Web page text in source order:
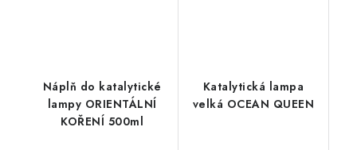
Náplň do katalytické
lampy ORIENTÁLNÍ
KOŘENÍ 500ml
Katalytická lampa
velká OCEAN QUEEN